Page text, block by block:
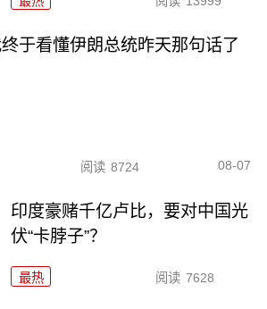
于看懂伊朗总统昨天那句话了
阅读 8724 08-07
印度豪赌千亿卢比，要对中国光
伏“卡脖子”？
最热 阅读 7628